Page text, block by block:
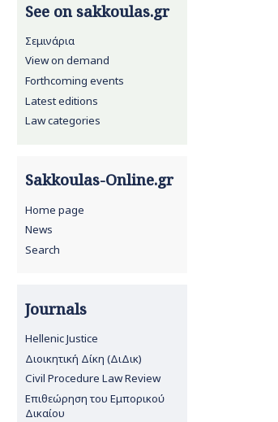
See on sakkoulas.gr
Σεμινάρια
View on demand
Forthcoming events
Latest editions
Law categories
Sakkoulas-Online.gr
Home page
News
Search
Journals
Hellenic Justice
Διοικητική Δίκη (ΔιΔικ)
Civil Procedure Law Review
Επιθεώρηση του Εμπορικού
Δικαίου